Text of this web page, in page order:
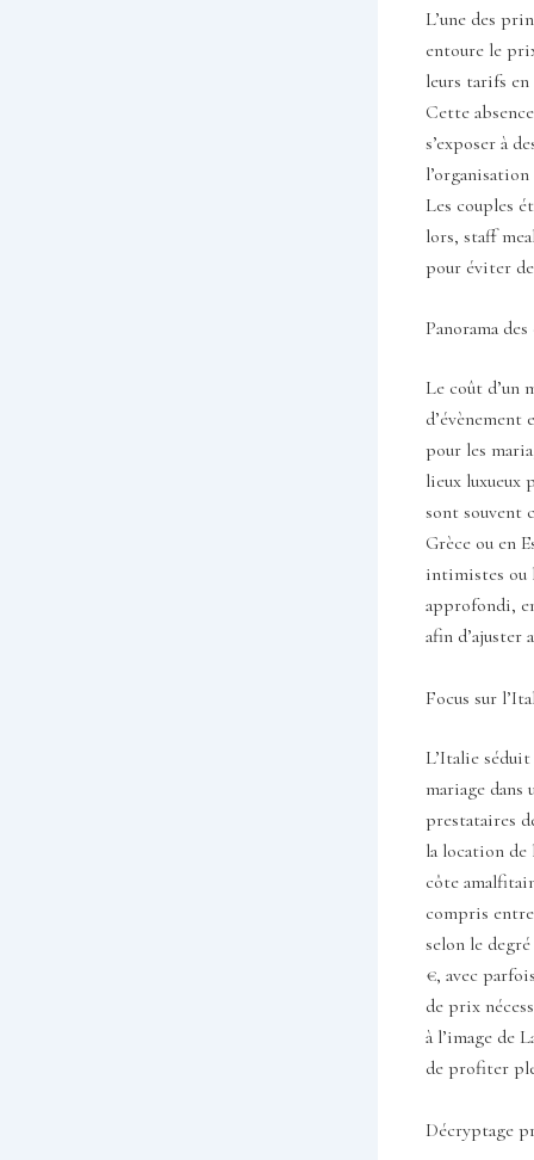
L’une des
entoure le
leurs tarifs en
Cette
s’exposer à
Les couples
lors, staff
pour éviter
Panorama
Le coût d’un
pour les
lieux luxueux
sont souvent
Grèce ou en
intimistes ou
approfondi,
afin d’ajuster
Focus sur
L’Italie
mariage
prestataires
la location de
côte
compris entre
selon le
€, avec
de prix
à l’image de
de profiter
Décryptage